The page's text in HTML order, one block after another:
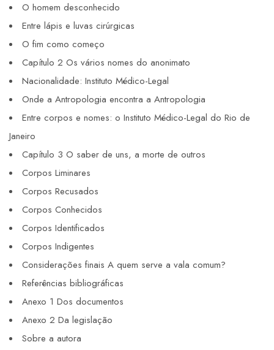
O homem desconhecido
Entre lápis e luvas cirúrgicas
O fim como começo
Capítulo 2 Os vários nomes do anonimato
Nacionalidade: Instituto Médico-Legal
Onde a Antropologia encontra a Antropologia
Entre corpos e nomes: o Instituto Médico-Legal do Rio de
Janeiro
Capítulo 3 O saber de uns, a morte de outros
Corpos Liminares
Corpos Recusados
Corpos Conhecidos
Corpos Identificados
Corpos Indigentes
Considerações finais A quem serve a vala comum?
Referências bibliográficas
Anexo 1 Dos documentos
Anexo 2 Da legislação
Sobre a autora